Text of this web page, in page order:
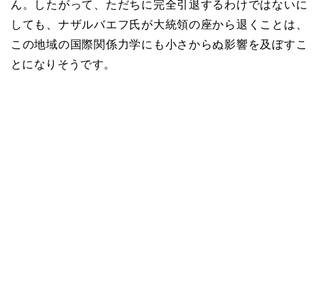
ん。したがって、ただちに完全引退するわけではないに
しても、ナザルバエフ氏が大統領の座から退くことは、
この地域の国際関係力学にも小さからぬ影響を及ぼすこ
とになりそうです。